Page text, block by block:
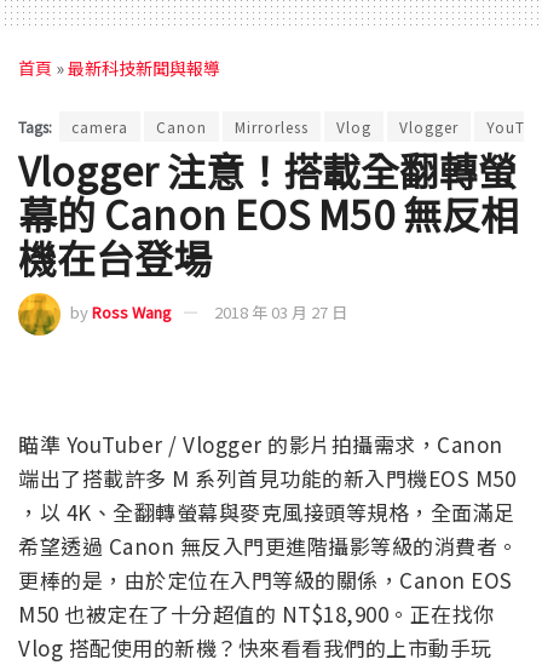
首頁 »最新科技新聞與報導
Tags: camera Canon Mirrorless Vlog Vlogger
Vlogger 注意！搭載全翻轉螢
幕的 Canon EOS M50 無反相
機在台登場
byRoss Wang 2018 年 03 月 27 日
瞄準 YouTuber / Vlogger 的影片拍攝需求，Canon
端出了搭載許多 M 系列首見功能的新入門機EOS M50
，以 4K、全翻轉螢幕與麥克風接頭等規格，全面滿足
希望透過 Canon 無反入門更進階攝影等級的消費者。
更棒的是，由於定位在入門等級的關係，Canon EOS
M50 也被定在了十分超值的 NT$18,900。正在找你
Vlog 搭配使用的新機？快來看看我們的上市動手玩